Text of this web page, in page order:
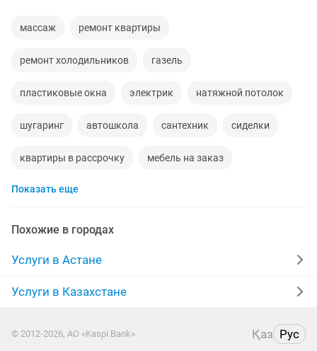
массаж ремонт квартиры
ремонт холодильников газель
пластиковые окна электрик натяжной потолок
шугаринг автошкола сантехник сиделки
квартиры в рассрочку мебель на заказ
установка кондиционеров
ремонт стиральных машин
двери сборка мебели
Показать еще
Похожие в городах
Услуги в Астане
Услуги в Казахстане
© 2012-2026, АО «Kaspi Bank» Қаз Рус